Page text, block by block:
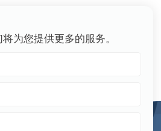
为您提供更多的服务。